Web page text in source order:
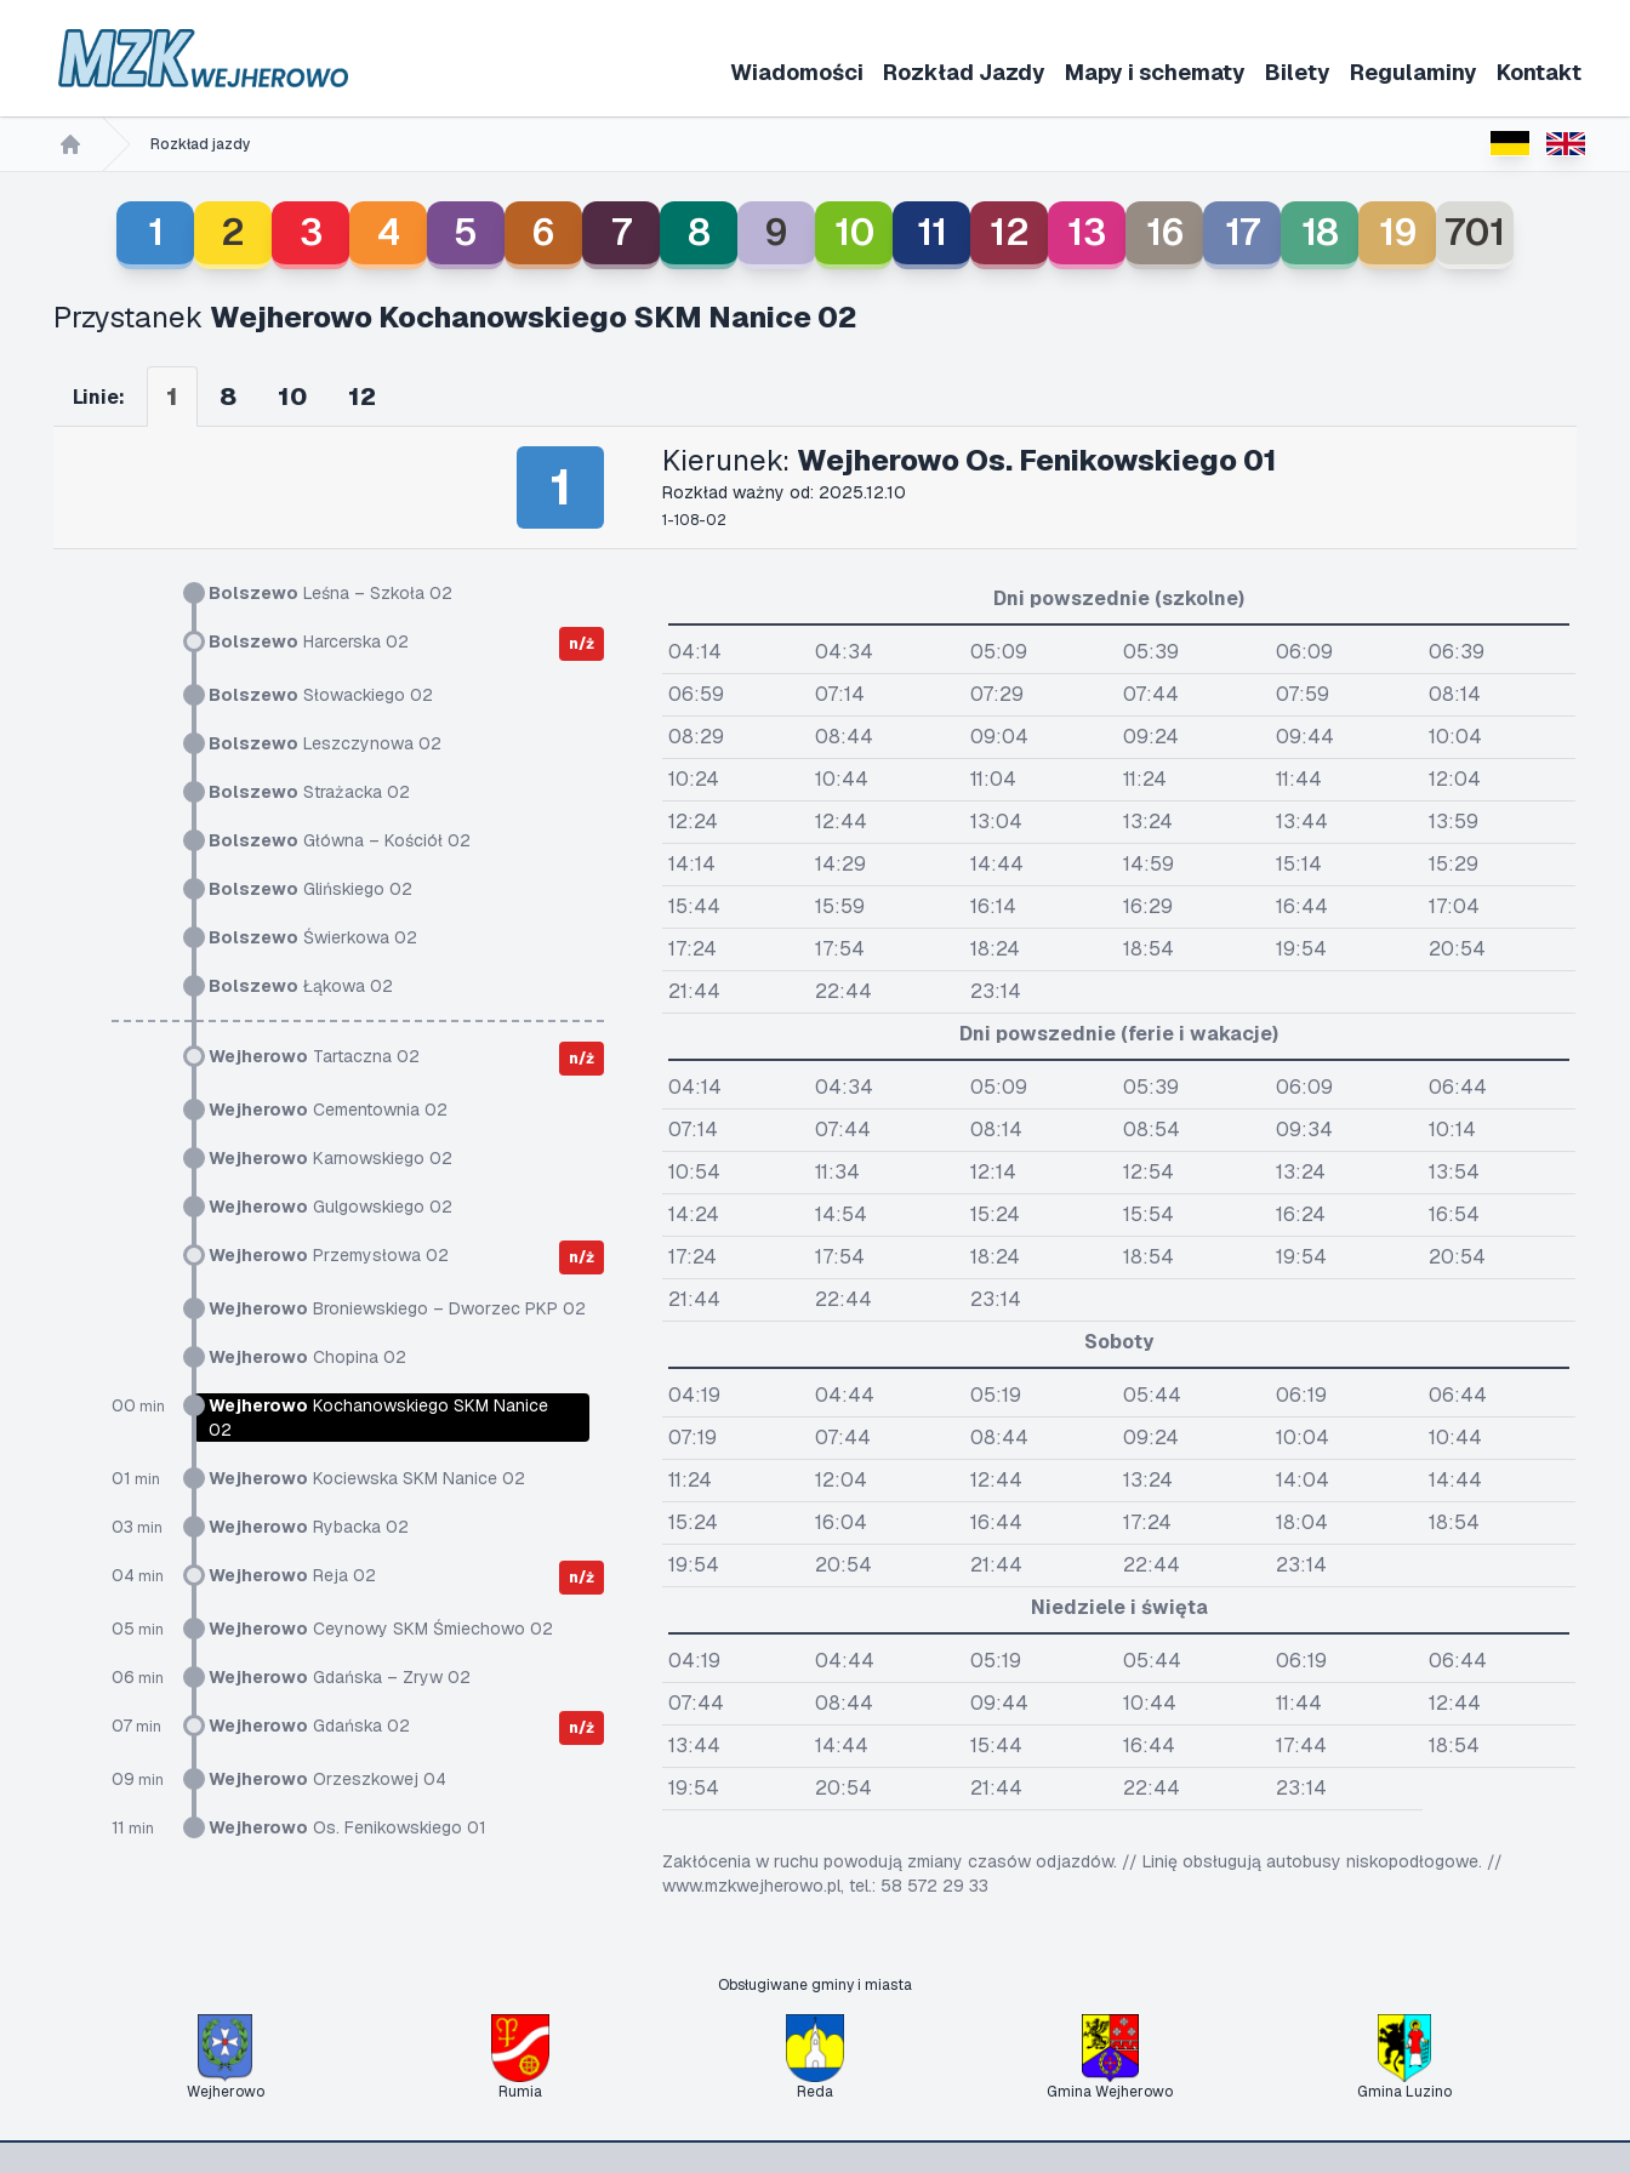
Wiadomości Rozkład Jazdy Mapy i schematy Bilety Regulaminy Kontakt
Rozkład jazdy
1 2 3 4 5 6 7 8 9 10 11 12 13 16 17 18 19 701
Przystanek Wejherowo Kochanowskiego SKM Nanice 02
Linie: 1 8 10 12
1 Kierunek: Wejherowo Os. Fenikowskiego 01
Rozkład ważny od: 2025.12.10
1-108-02
Bolszewo Leśna – Szkoła 02
Bolszewo Harcerska 02 n/ż
Bolszewo Słowackiego 02
Bolszewo Leszczynowa 02
Bolszewo Strażacka 02
Bolszewo Główna – Kościół 02
Bolszewo Glińskiego 02
Bolszewo Świerkowa 02
Bolszewo Łąkowa 02
Wejherowo Tartaczna 02 n/ż
Wejherowo Cementownia 02
Wejherowo Karnowskiego 02
Wejherowo Gulgowskiego 02
Wejherowo Przemysłowa 02 n/ż
Wejherowo Broniewskiego – Dworzec PKP 02
Wejherowo Chopina 02
00 min Wejherowo Kochanowskiego SKM Nanice
02
01 min Wejherowo Kociewska SKM Nanice 02
03 min Wejherowo Rybacka 02
04 min Wejherowo Reja 02 n/ż
05 min Wejherowo Ceynowy SKM Śmiechowo 02
06 min Wejherowo Gdańska – Zryw 02
07 min Wejherowo Gdańska 02 n/ż
09 min Wejherowo Orzeszkowej 04
11 min Wejherowo Os. Fenikowskiego 01
Dni powszednie (szkolne)
04:14 04:34 05:09 05:39 06:09
06:39
06:59
07:14 07:29 07:44 07:59
08:14
08:29
08:44 09:04 09:24 09:44
10:04
10:24
10:44 11:04 11:24 11:44
12:04
12:24
12:44 13:04 13:24 13:44
13:59
14:14
14:29 14:44 14:59 15:14
15:29
15:44
15:59 16:14 16:29 16:44
17:04
17:24
17:54 18:24 18:54 19:54
20:54
21:44
22:44
23:14
Dni powszednie (ferie i wakacje)
04:14 04:34 05:09 05:39 06:09
06:44
07:14
07:44 08:14 08:54 09:34
10:14
10:54
11:34 12:14 12:54 13:24
13:54
14:24
14:54 15:24 15:54 16:24
16:54
17:24
17:54 18:24 18:54 19:54
20:54
21:44
22:44
23:14
Soboty
04:19 04:44 05:19 05:44 06:19
06:44
07:19
07:44 08:44 09:24 10:04
10:44
11:24
12:04 12:44 13:24 14:04
14:44
15:24
16:04 16:44 17:24 18:04
18:54
19:54
20:54 21:44 22:44
23:14
Niedziele i święta
04:19 04:44 05:19 05:44 06:19
06:44
07:44
08:44 09:44 10:44 11:44
12:44
13:44
14:44 15:44 16:44 17:44
18:54
19:54
20:54 21:44 22:44 23:14
Zakłócenia w ruchu powodują zmiany czasów odjazdów. // Linię obsługują autobusy niskopodłogowe. //
www.mzkwejherowo.pl, tel.: 58 572 29 33
Obsługiwane gminy i miasta
Wejherowo Rumia Reda Gmina Wejherowo Gmina Luzino